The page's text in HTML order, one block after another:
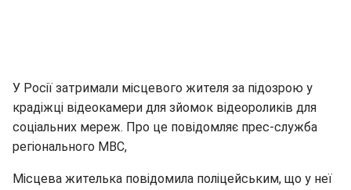
У Росії затримали місцевого жителя за підозрою у
крадіжці відеокамери для зйомок відеороликів для
соціальних мереж. Про це повідомляє прес-служба
регіонального МВС,
Місцева жителька повідомила поліцейським, що у неї